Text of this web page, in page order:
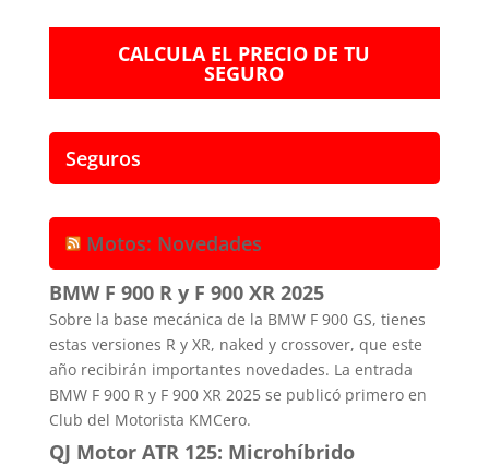
CALCULA EL PRECIO DE TU
SEGURO
Seguros
Motos: Novedades
BMW F 900 R y F 900 XR 2025
Sobre la base mecánica de la BMW F 900 GS, tienes
estas versiones R y XR, naked y crossover, que este
año recibirán importantes novedades. La entrada
BMW F 900 R y F 900 XR 2025 se publicó primero en
Club del Motorista KMCero.
QJ Motor ATR 125: Microhíbrido